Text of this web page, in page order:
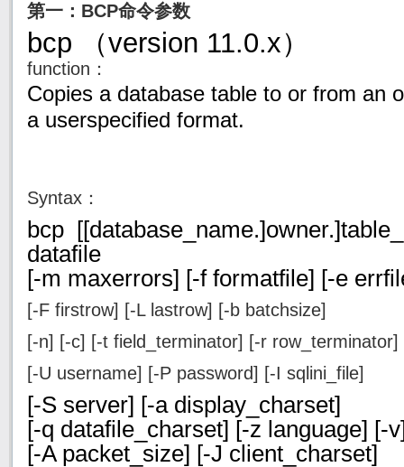
第一：BCP命令参数
bcp （version 11.0.x）
function：
Copies a database table to or from an
a userspecified format.
Syntax：
bcp
datafile
[-m maxerrors] [-f formatfile] [-e
[-F firstrow] [-L lastrow] [-b batchsize]
[-n] [-c] [-t field_terminator] [-r row_terminator]
[-U username] [-P password] [-I sqlini_file]
[-S server] [-a display_charset]
[-q datafile_charset] [-z language] [-
[-A packet_size] [-J client_charset]